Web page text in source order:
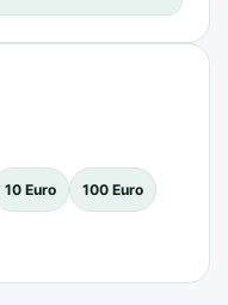
10 Euro 100 Euro